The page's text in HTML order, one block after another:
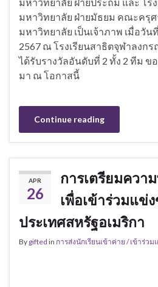
มหาวิทยาลัย ฝ่ายมัธยม คณะครุ
มหาวิทยาลัย เป็นเจ้าภาพ เมื่อวัน
2567 ณ โรงเรียนสาธิตจุฬาลงก
ได้รับรางวัลอันดับที่ 2 ทั้ง 2 ทีม
มา ณ โอกาสนี้
Continue reading
APR
26
การเตรียมควา
เพื่อเข้าร่วมแข่
ประเทศสหรัฐอเมริกา
By gifted in การส่งนักเรียนเข้าค่าย / เข้าร่ว